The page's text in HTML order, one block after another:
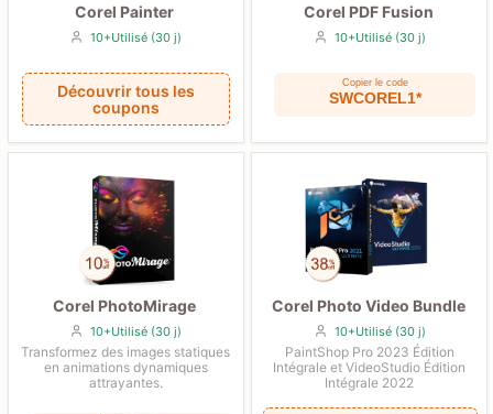
Corel Painter
10+Utilisé (30 j)
Découvrir tous les
coupons
Corel PDF Fusion
10+Utilisé (30 j)
Copier le code
SWCOREL1*
Corel PhotoMirage
10+Utilisé (30 j)
Transformez des images statiques
en animations dynamiques
attrayantes.
Corel Photo Video Bundle
10+Utilisé (30 j)
PaintShop Pro 2023 Édition
Intégrale et VideoStudio Édition
Intégrale 2022